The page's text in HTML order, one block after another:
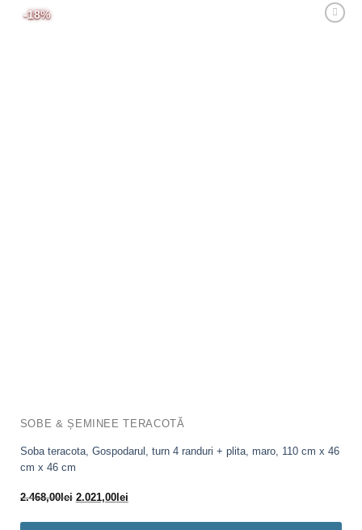
-18%
SOBE & ȘEMINEE TERACOTĂ
Soba teracota, Gospodarul, turn 4 randuri + plita, maro, 110 cm x 46
cm x 46 cm
2.468,00lei Prețul
2.021,00leiPrețul